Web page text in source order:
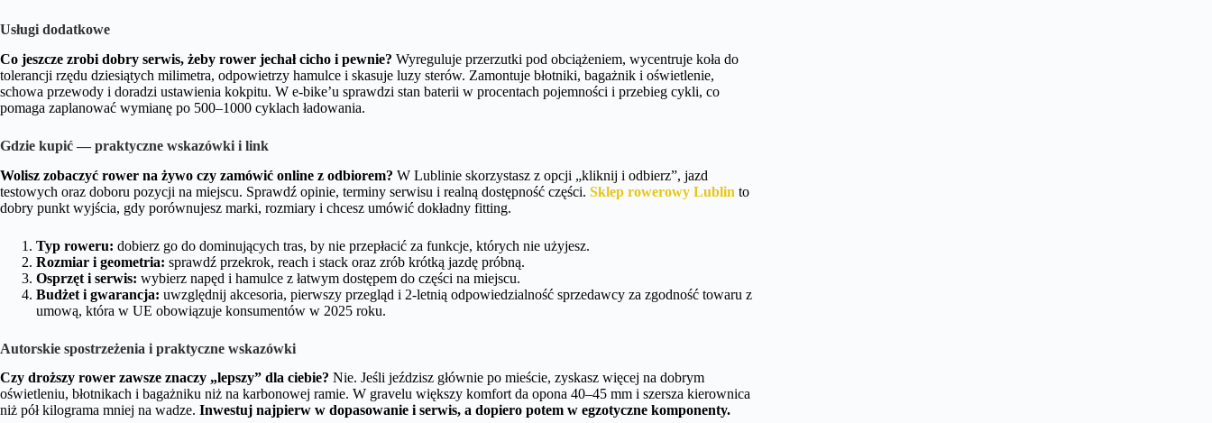
Usługi dodatkowe
Co jeszcze zrobi dobry serwis, żeby rower jechał cicho i pewnie? Wyreguluje przerzutki pod obciążeniem, wycentruje koła do
tolerancji rzędu dziesiątych milimetra, odpowietrzy hamulce i skasuje luzy sterów. Zamontuje błotniki, bagażnik i oświetlenie,
schowa przewody i doradzi ustawienia kokpitu. W e-bike’u sprawdzi stan baterii w procentach pojemności i przebieg cykli, co
pomaga zaplanować wymianę po 500–1000 cyklach ładowania.
Gdzie kupić — praktyczne wskazówki i link
Wolisz zobaczyć rower na żywo czy zamówić online z odbiorem? W Lublinie skorzystasz z opcji „kliknij i odbierz”, jazd
testowych oraz doboru pozycji na miejscu. Sprawdź opinie, terminy serwisu i realną dostępność części. Sklep rowerowy Lublin to
dobry punkt wyjścia, gdy porównujesz marki, rozmiary i chcesz umówić dokładny fitting.
Typ roweru: dobierz go do dominujących tras, by nie przepłacić za funkcje, których nie użyjesz.
Rozmiar i geometria: sprawdź przekrok, reach i stack oraz zrób krótką jazdę próbną.
Osprzęt i serwis: wybierz napęd i hamulce z łatwym dostępem do części na miejscu.
Budżet i gwarancja: uwzględnij akcesoria, pierwszy przegląd i 2-letnią odpowiedzialność sprzedawcy za zgodność towaru z
umową, która w UE obowiązuje konsumentów w 2025 roku.
Autorskie spostrzeżenia i praktyczne wskazówki
Czy droższy rower zawsze znaczy „lepszy” dla ciebie? Nie. Jeśli jeździsz głównie po mieście, zyskasz więcej na dobrym
oświetleniu, błotnikach i bagażniku niż na karbonowej ramie. W gravelu większy komfort da opona 40–45 mm i szersza kierownica
niż pół kilograma mniej na wadze. Inwestuj najpierw w dopasowanie i serwis, a dopiero potem w egzotyczne komponenty.